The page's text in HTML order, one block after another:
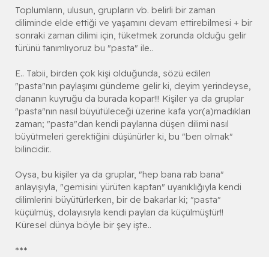
Toplumların, ulusun, grupların vb. belirli bir zaman
diliminde elde ettiği ve yaşamını devam ettirebilmesi + bir
sonraki zaman dilimi için, tüketmek zorunda olduğu gelir
türünü tanımlıyoruz bu "pasta" ile..
E.. Tabii, birden çok kişi olduğunda, sözü edilen
"pasta"nın paylaşımı gündeme gelir ki, deyim yerindeyse,
dananın kuyruğu da burada kopar!!! Kişiler ya da gruplar
"pasta"nın nasıl büyütüleceği üzerine kafa yor(a)madıkları
zaman; "pasta"dan kendi paylarına düşen dilimi nasıl
büyütmeleri gerektiğini düşünürler ki, bu "ben olmak"
bilincidir..
Oysa, bu kişiler ya da gruplar, "hep bana rab bana"
anlayışıyla, "gemisini yürüten kaptan" uyanıklığıyla kendi
dilimlerini büyütürlerken, bir de bakarlar ki; "pasta"
küçülmüş, dolayısıyla kendi payları da küçülmüştür!!
Küresel dünya böyle bir şey işte..
***